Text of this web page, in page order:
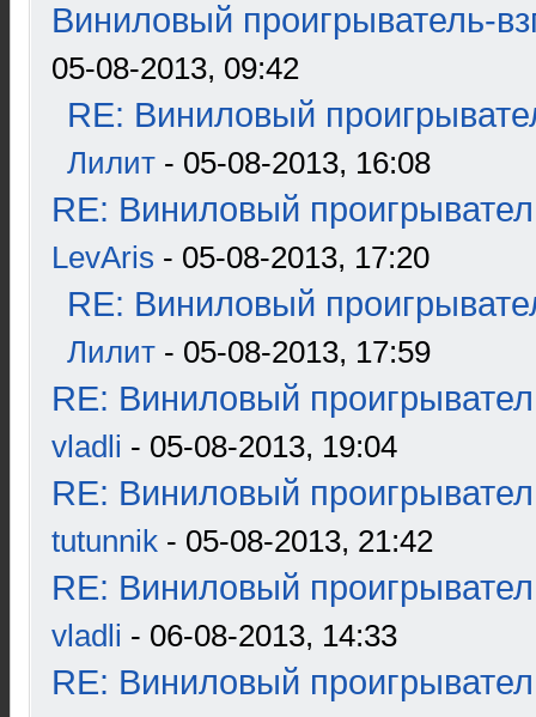
Виниловый проигрыватель-
05-08-2013, 09:42
RE: Виниловый
Лилит - 05-08-2013, 16:08
RE: Виниловый
LevAris - 05-08-2013, 17:20
RE: Виниловый
Лилит - 05-08-2013, 17:59
RE: Виниловый
vladli - 05-08-2013, 19:04
RE: Виниловый
tutunnik - 05-08-2013, 21:42
RE: Виниловый
vladli - 06-08-2013, 14:33
RE: Виниловый